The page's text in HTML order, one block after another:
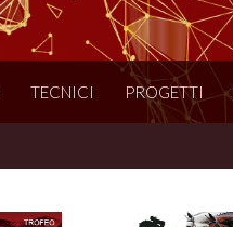
TECNICI PROGETTI